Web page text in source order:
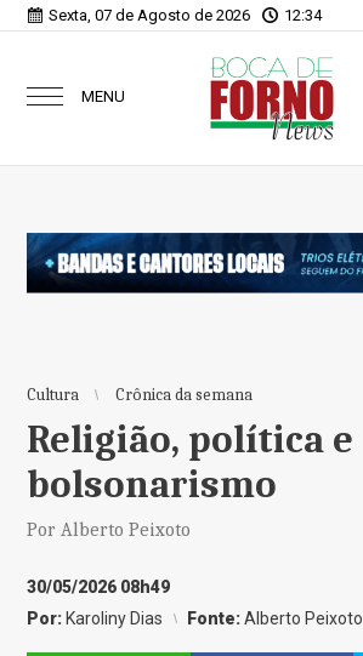
Sexta, 07 de Agosto de 2026 12:34
MENU
Cultura Crônica da semana
Religião, política e
bolsonarismo
Por Alberto Peixoto
30/05/2026 08h49
Por: Karoliny Dias Fonte:Alberto Peixoto